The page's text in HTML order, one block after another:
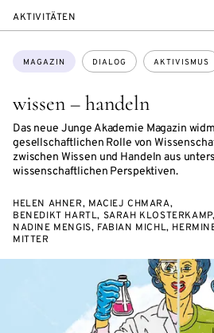
AKTIVITÄTEN
wissen – handeln
Das neue Junge Akademie Magazin
gesellschaftlichen Rolle von
zwischen Wissen und Handeln aus
wissenschaftlichen Perspektiven.
Themen:
MAGAZIN DIALOG AKTIVISMUS
HELEN AHNER, MACIEJ CHMARA,
BENEDIKT HARTL, SARAH KLOSTERKAMP,
NADINE MENGIS, FABIAN MICHL,
MITTER